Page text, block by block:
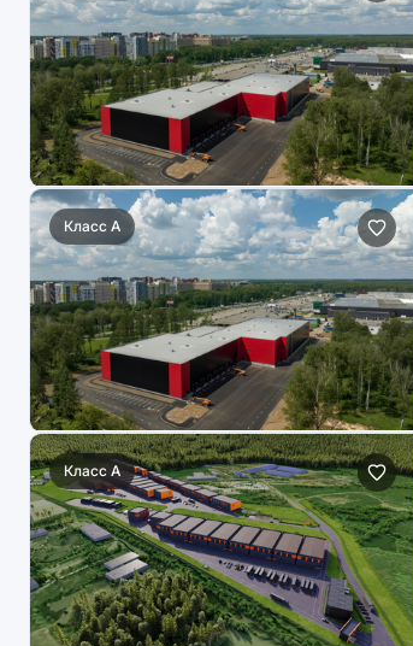
Класс A
Класс A